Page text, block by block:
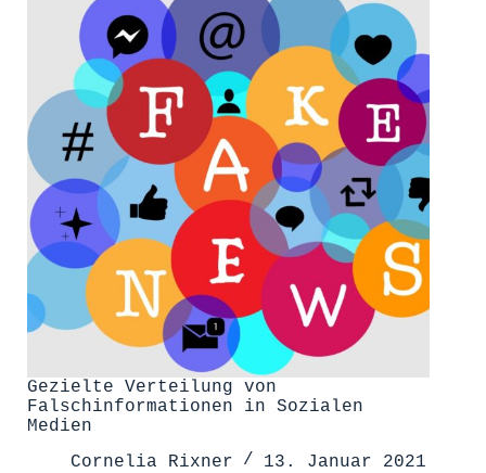
Apps
im
Vergleich
Gezielte Verteilung von
Falschinformationen in Sozialen
Medien
Cornelia Rixner
13. Januar 2021